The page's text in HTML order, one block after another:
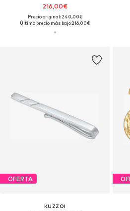
216,00€
Precio original: 240,00€
Último precio más bajo:216,00€
OFERTA
KUZZOI